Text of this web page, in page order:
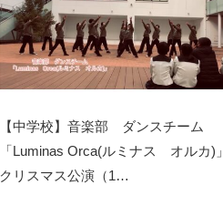
【中学校】音楽部 ダンスチーム
「Luminas Orca(ルミナス オルカ)」
クリスマス公演（1…